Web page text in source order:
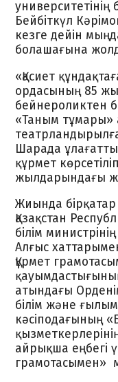
Бейбіткүл
кезге дейін
болашағына
«Қасиет
ордасының 85
бейнероликтен
«Таным тұмары»
Шарада
құрмет
жылдарындағы
Жиында
Қазақстан
білім
Алғыс
Құрмет
атындағы
білім және
кәсіподағының
айрықша еңбегі
грамотасымен»